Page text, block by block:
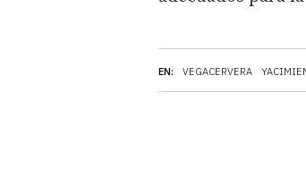
EN: VEGACERVERA